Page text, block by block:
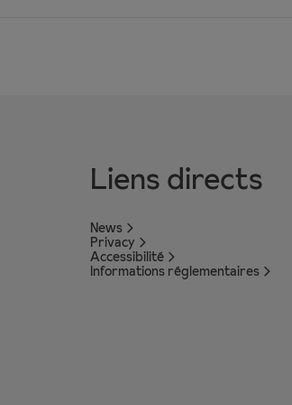
Liens directs
News
Privacy
Accessibilité
Informations réglementaires